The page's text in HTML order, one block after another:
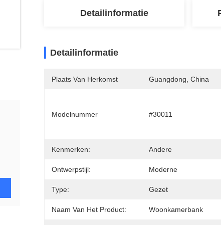
Detailinformatie
Detailinformatie
Plaats Van Herkomst Guangdong, China
Modelnummer #30011
Kenmerken: Andere
Ontwerpstijl: Moderne
Type: Gezet
Naam Van Het Product: Woonkamerbank